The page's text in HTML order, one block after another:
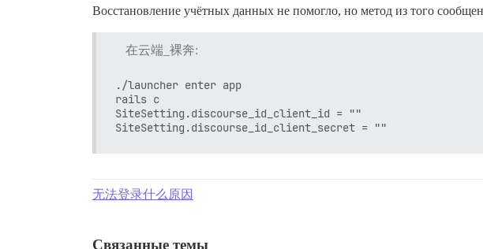
Восстановление учётных данных не помогло, но метод из того
在云端_裸奔:
./launcher enter app
rails c
SiteSetting.discourse_id_client_id = ""
无法登录什么原因
Связанные темы